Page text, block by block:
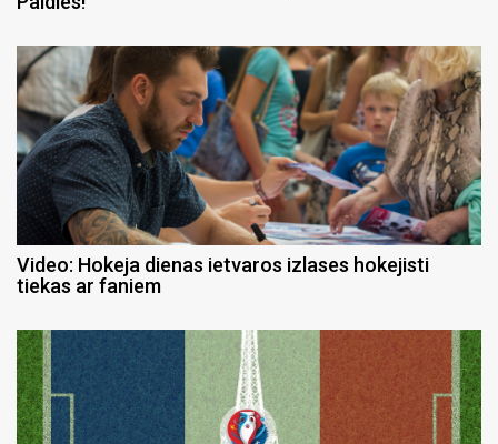
Video: Hokeja dienas ietvaros izlases hokejisti
tiekas ar faniem